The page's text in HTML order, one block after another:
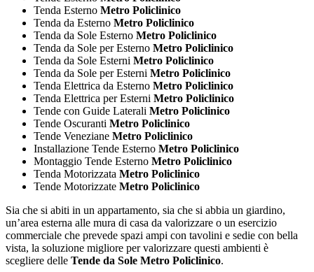
Tenda Esterno Metro Policlinico
Tenda da Esterno Metro Policlinico
Tenda da Sole Esterno Metro Policlinico
Tenda da Sole per Esterno Metro Policlinico
Tenda da Sole Esterni Metro Policlinico
Tenda da Sole per Esterni Metro Policlinico
Tenda Elettrica da Esterno Metro Policlinico
Tenda Elettrica per Esterni Metro Policlinico
Tende con Guide Laterali Metro Policlinico
Tende Oscuranti Metro Policlinico
Tende Veneziane Metro Policlinico
Installazione Tende Esterno Metro Policlinico
Montaggio Tende Esterno Metro Policlinico
Tenda Motorizzata Metro Policlinico
Tende Motorizzate Metro Policlinico
Sia che si abiti in un appartamento, sia che si abbia un giardino,
un’area esterna alle mura di casa da valorizzare o un esercizio
commerciale che prevede spazi ampi con tavolini e sedie con bella
vista, la soluzione migliore per valorizzare questi ambienti è
scegliere delle Tende da Sole Metro Policlinico.